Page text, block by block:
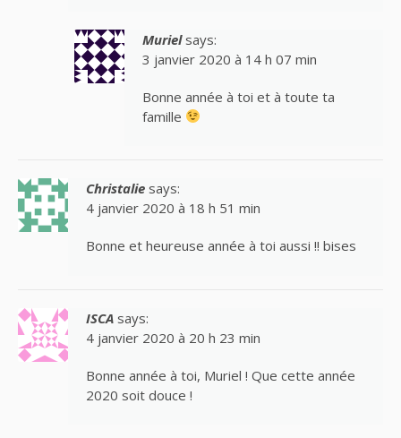
Muriel says:
3 janvier 2020 à 14 h 07 min
Bonne année à toi et à toute ta
famille
Christalie says:
4 janvier 2020 à 18 h 51 min
Bonne et heureuse année à toi aussi !! bises
ISCA says:
4 janvier 2020 à 20 h 23 min
Bonne année à toi, Muriel ! Que cette année
2020 soit douce !